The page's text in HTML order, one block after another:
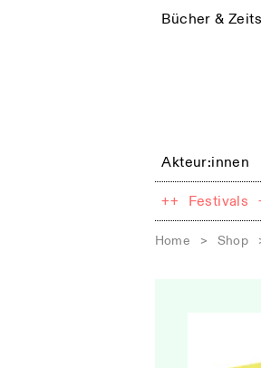
Bücher &
Akteur:innen
++ Festivals
Home > Shop